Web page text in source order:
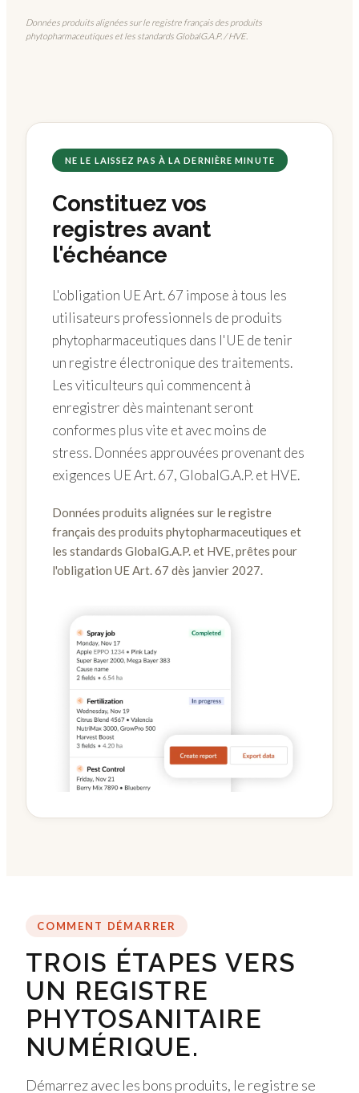
Données produits alignées sur le registre français des produits
phytopharmaceutiques et les standards GlobalG.A.P. / HVE.
NE LE LAISSEZ PAS À LA DERNIÈRE MINUTE
Constituez vos
registres avant
l'échéance
L'obligation UE Art. 67 impose à tous les
utilisateurs professionnels de produits
phytopharmaceutiques dans l'UE de tenir
un registre électronique des traitements.
Les viticulteurs qui commencent à
enregistrer dès maintenant seront
conformes plus vite et avec moins de
stress. Données approuvées provenant des
exigences UE Art. 67, GlobalG.A.P. et HVE.
Données produits alignées sur le registre
français des produits phytopharmaceutiques et
les standards GlobalG.A.P. et HVE, prêtes pour
l'obligation UE Art. 67 dès janvier 2027.
COMMENT DÉMARRER
TROIS ÉTAPES VERS
UN REGISTRE
PHYTOSANITAIRE
NUMÉRIQUE.
Démarrez avec les bons produits, le registre se